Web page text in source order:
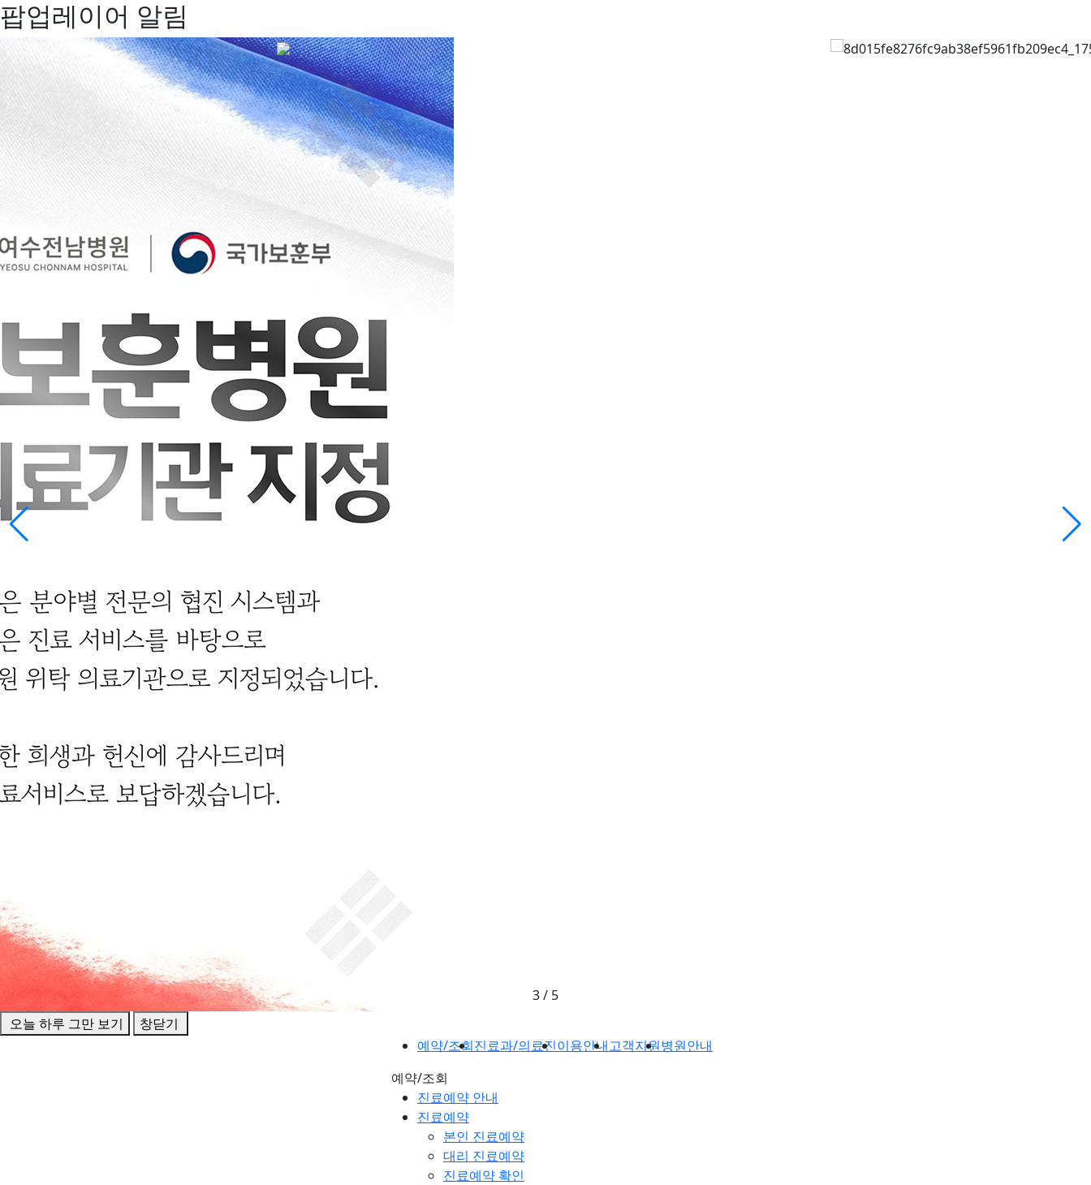
팝업레이어 알림
4/ 5
오늘 하루 그만 보기
창닫기
예약/조회진료과/의료진이용안내고객지원병원안내
예약/조회
진료예약 안내
진료예약
본인 진료예약
대리 진료예약
진료예약 확인